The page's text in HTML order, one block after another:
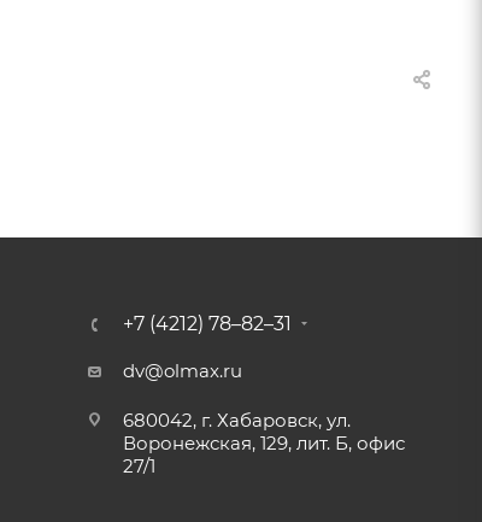
+7 (4212) 78–82–31
dv@olmax.ru
680042, г. Хабаровск, ул.
Воронежская, 129, лит. Б, офис
27/1